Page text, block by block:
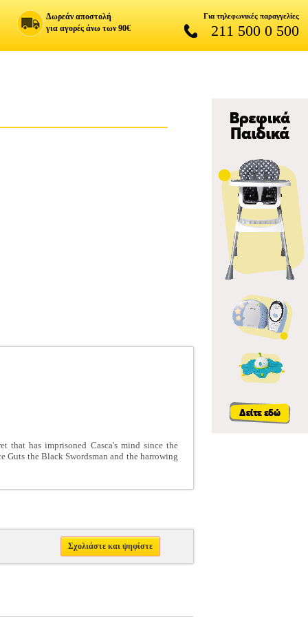
Δωρεάν αποστολή
για αγορές άνω των 90€
Για τηλεφωνικές παραγγελίες
211 500 0 500
that has imprisoned Casca's mind since the
Guts the Black Swordsman and the harrowing
Σχολιάστε και ψηφίστε